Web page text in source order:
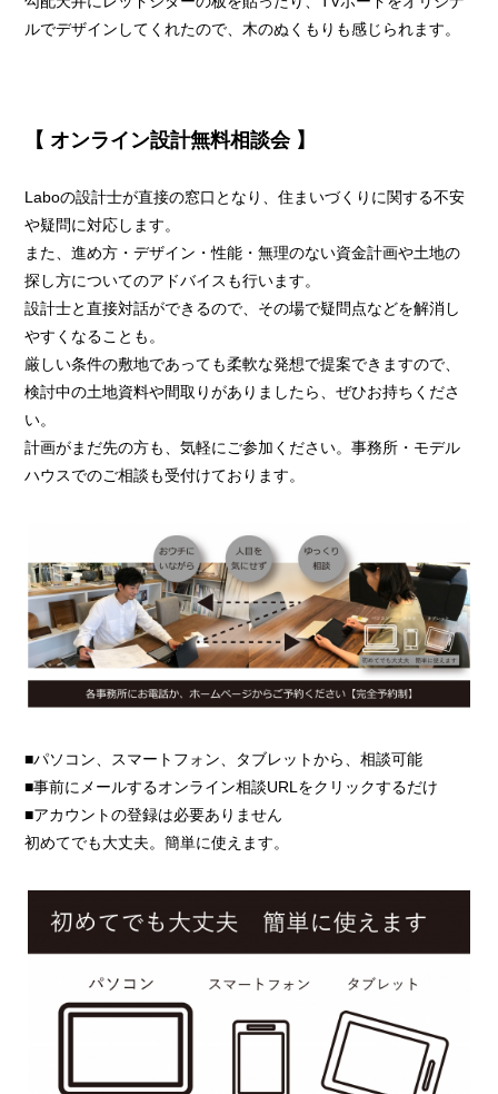
ルでデザインしてくれたので、木のぬくもりも感じられます。
【 オンライン設計無料相談会 】
Laboの設計士が直接の窓口となり、住まいづくりに関する不安
や疑問に対応します。
また、進め方・デザイン・性能・無理のない資金計画や土地の
探し方についてのアドバイスも行います。
設計士と直接対話ができるので、その場で疑問点などを解消し
やすくなることも。
厳しい条件の敷地であっても柔軟な発想で提案できますので、
検討中の土地資料や間取りがありましたら、ぜひお持ちくださ
い。
計画がまだ先の方も、気軽にご参加ください。事務所・モデル
ハウスでのご相談も受付けております。
■パソコン、スマートフォン、タブレットから、相談可能
■事前にメールするオンライン相談URLをクリックするだけ
■アカウントの登録は必要ありません
初めてでも大丈夫。簡単に使えます。